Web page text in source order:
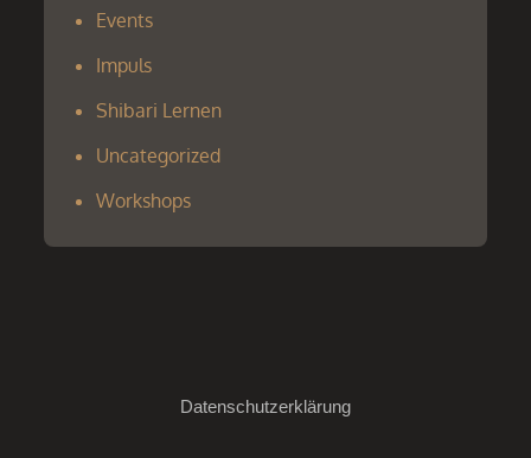
Events
Impuls
Shibari Lernen
Uncategorized
Workshops
Datenschutzerklärung